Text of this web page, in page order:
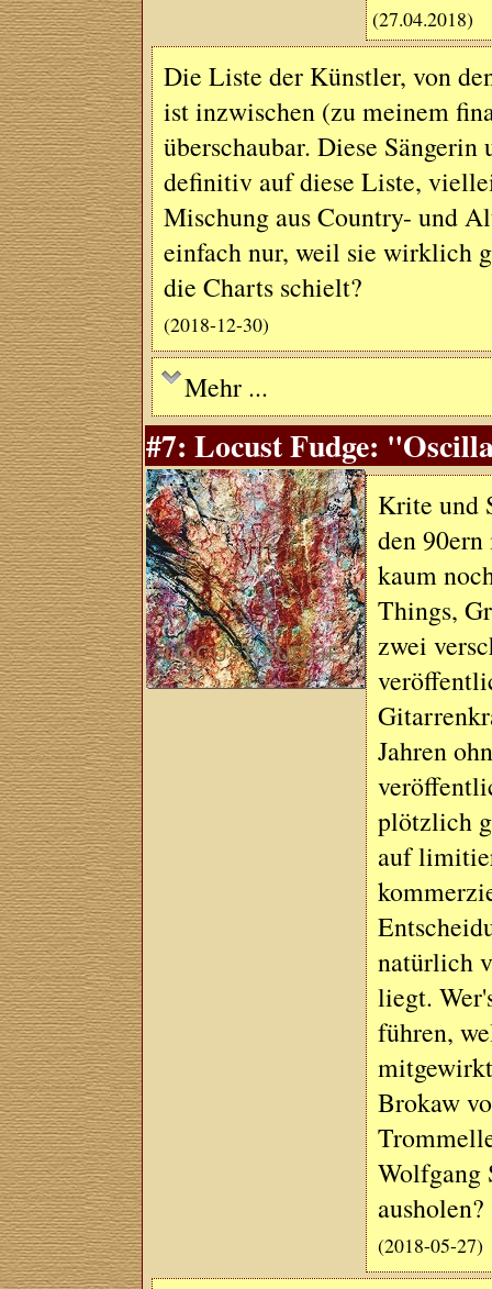
(27.04.2018)
Die Liste der Künstler, von
ist inzwischen (zu meinem
überschaubar. Diese
definitiv auf diese Liste,
Mischung aus Country- und
einfach nur, weil sie wirklich
die Charts schielt?
(2018-12-30)
Mehr ...
#7: Locust Fudge:
Krite und
den
kaum
Things,
zwei
Jahren
plötzlich
auf
natürlich
liegt.
führen,
Brokaw
Wolfgang
ausholen?
(2018-05-27)